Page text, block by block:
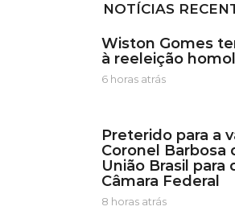
NOTÍCIAS
Wiston Gomes
à reeleição
6 horas atrás6
a
s
a
t
r
Preterido para a
Coronel Barbosa
União Brasil para
Câmara Federal
8 horas atrás8